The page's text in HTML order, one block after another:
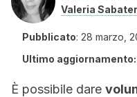
Valeria Sabater
Pubblicato: 28 marzo,
Ultimo aggiornamento:
È possibile dare